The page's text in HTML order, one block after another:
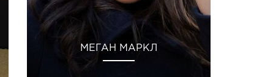
МЕГАН МАРКЛ